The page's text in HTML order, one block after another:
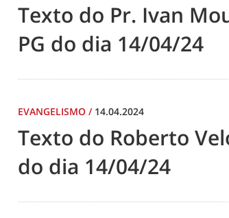
Texto do Pr. Ivan
PG do dia 14/04/24
EVANGELISMO / 14.04.2024
Texto do Roberto
do dia 14/04/24